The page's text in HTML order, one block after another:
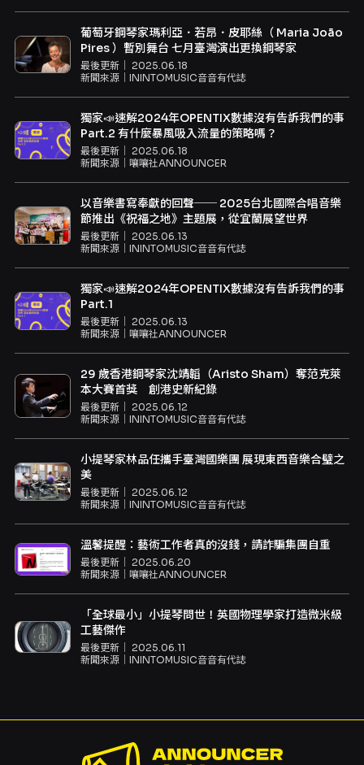
葡萄牙鋼琴家瑪利亞．若昂．皮耶絲（ Maria João
Pires ）暫別舞台 七月臺灣演出更換鋼琴家
最後更新｜ 2025.06.18
新聞來源｜ ININTOMUSIC音音有代誌
獨家📣速解2024年OPENTIX數據沒有告訴我們的事
Part.2 有什麼暴風吸入流量的策略嗎？
最後更新｜ 2025.06.18
新聞來源｜ 嚷嚷社ANNOUNCER
以音樂書寫奉獻的回聲── 2025台北國際合唱音樂
節推出《祝福之地》主題展，從宜蘭展望世界
最後更新｜ 2025.06.13
新聞來源｜ ININTOMUSIC音音有代誌
獨家📣速解2024年OPENTIX數據沒有告訴我們的事
Part.1
最後更新｜ 2025.06.13
新聞來源｜ 嚷嚷社ANNOUNCER
29 歲香港鋼琴家沈靖韜（Aristo Sham）奪范克萊
本大賽首獎 創港史新紀錄
最後更新｜ 2025.06.12
新聞來源｜ ININTOMUSIC音音有代誌
小提琴家林品任攜手臺灣國樂團 展現東西音樂合璧之
美
最後更新｜ 2025.06.12
新聞來源｜ ININTOMUSIC音音有代誌
溫馨提醒：藝術工作者真的沒錢，請詐騙集團自重
最後更新｜ 2025.06.20
新聞來源｜ 嚷嚷社ANNOUNCER
「全球最小」小提琴問世！英國物理學家打造微米級
工藝傑作
最後更新｜ 2025.06.11
新聞來源｜ ININTOMUSIC音音有代誌